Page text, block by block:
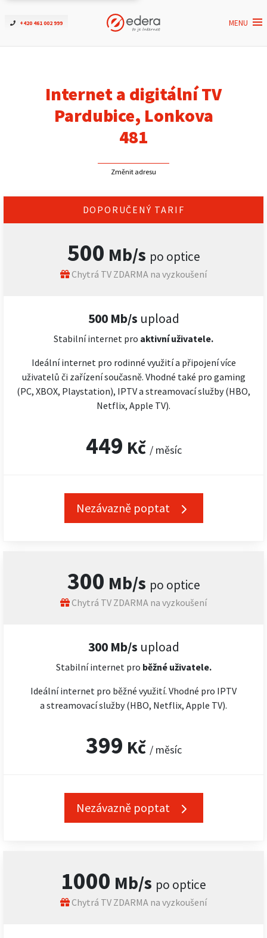
+420 461 002 999 MENU
Ověřit dostupnost
ČEZNET TV
Kontakt
Internet a digitální TV
Pardubice, Lonkova
481
Změnit adresu
300 Mb/s po optice
Chytrá TV ZDARMA na vyzkoušení
300 Mb/s upload
Stabilní internet pro běžné uživatele.
Ideální internet pro běžné využití. Vhodné pro IPTV
a streamovací služby (HBO, Netflix, Apple TV).
399 Kč / měsíc
Nezávazně poptat
DOPORUČENÝ TARIF
500 Mb/s po optice
Chytrá TV ZDARMA na vyzkoušení
500 Mb/s upload
Stabilní internet pro aktivní uživatele.
Ideální internet pro rodinné využití a připojení více
uživatelů či zařízení současně. Vhodné také pro gaming
(PC, XBOX, Playstation), IPTV a streamovací služby (HBO,
Netflix, Apple TV).
449 Kč / měsíc
Nezávazně poptat
1000 Mb/s po optice
Chytrá TV ZDARMA na vyzkoušení